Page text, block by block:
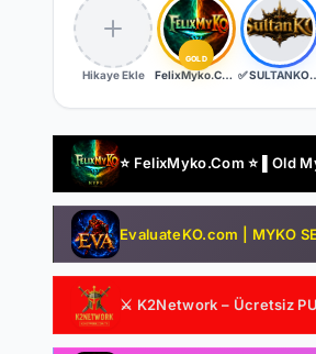
Hikaye Ekle
GOLD
FelixMyko.Com ▌Old Myko v.1098 ▌70 Level CAP ▌Official : 21 Ağustos Cuma 22:00 ▌Starter Paket Bizden ✅ SULTANKO.COM ✅ Yeni Kayıtlara 2 Gün
⭐ FelixMyko.Com ⭐ ▌Old
EvaluateKO.com | MYKO
⚔️ K2Network – Ücretsiz